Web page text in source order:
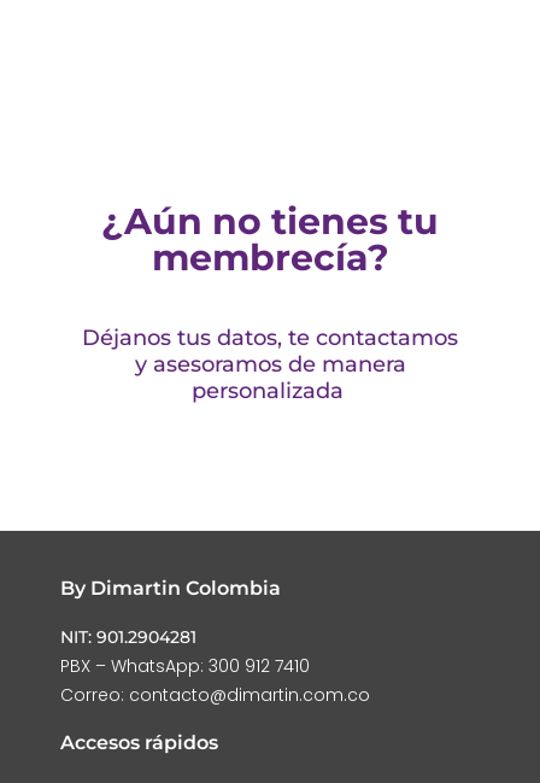
¿Aún no tienes tu
membrecía?
Déjanos tus datos, te contactamos
y asesoramos de manera
personalizada
By Dimartin Colombia
NIT: 901.2904281
PBX – WhatsApp: 300 912 7410
Correo: contacto@dimartin.com.co
Accesos rápidos